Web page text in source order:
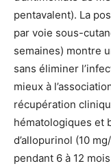
pentavalent). La
par voie sous-
semaines) montre
sans éliminer
mieux à
récupération
hématologiques et
d’allopurinol (10
pendant 6 à 12